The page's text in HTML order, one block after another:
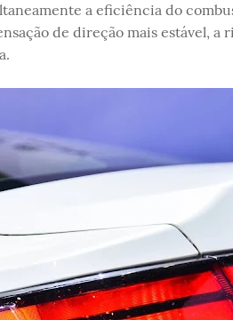
a eficiência do
de direção mais estável, a